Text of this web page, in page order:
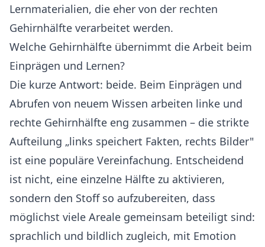
Lernmaterialien, die eher von der rechten
Gehirnhälfte verarbeitet werden.
Welche Gehirnhälfte übernimmt die Arbeit beim
Einprägen und Lernen?
Die kurze Antwort: beide. Beim Einprägen und
Abrufen von neuem Wissen arbeiten linke und
rechte Gehirnhälfte eng zusammen – die strikte
Aufteilung „links speichert Fakten, rechts Bilder"
ist eine populäre Vereinfachung. Entscheidend
ist nicht, eine einzelne Hälfte zu aktivieren,
sondern den Stoff so aufzubereiten, dass
möglichst viele Areale gemeinsam beteiligt sind:
sprachlich und bildlich zugleich, mit Emotion